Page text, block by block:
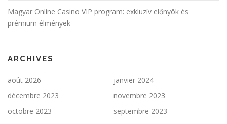
Magyar Online Casino VIP program: exkluzív előnyök és
prémium élmények
ARCHIVES
août 2026
janvier 2024
décembre 2023
novembre 2023
octobre 2023
septembre 2023